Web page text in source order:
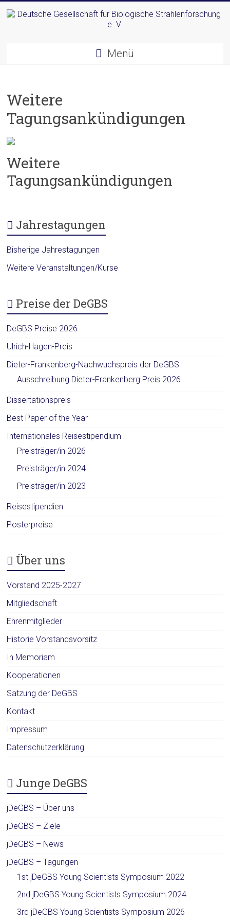
Inhalt
Gesellschaft
Biologische
Strahlenforschung
e.
V.
Menü
Weitere
Tagungsankündigungen
Weitere
Tagungsankündigungen
Jahrestagungen
Bisherige Jahrestagungen
Weitere Veranstaltungen/Kurse
Preise der DeGBS
DeGBS Preise 2026
Ulrich-Hagen-Preis
Dieter-Frankenberg-Nachwuchspreis der DeGBS
Ausschreibung Dieter-Frankenberg Preis 2026
Dissertationspreis
Best Paper of the Year
Internationales Reisestipendium
Preisträger/in 2026
Preisträger/in 2024
Preisträger/in 2023
Reisestipendien
Posterpreise
Über uns
Vorstand 2025-2027
Mitgliedschaft
Ehrenmitglieder
Historie Vorstandsvorsitz
In Memoriam
Kooperationen
Satzung der DeGBS
Kontakt
Impressum
Datenschutzerklärung
Junge DeGBS
jDeGBS – Über uns
jDeGBS – Ziele
jDeGBS – News
jDeGBS – Tagungen
1st jDeGBS Young Scientists Symposium 2022
2nd jDeGBS Young Scientists Symposium 2024
3rd jDeGBS Young Scientists Symposium 2026